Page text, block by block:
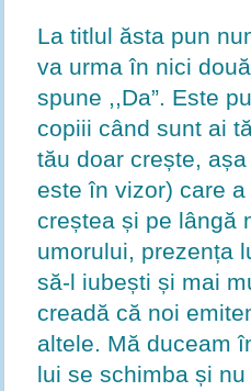
La titlul ăsta pun
va urma în nici
spune ,,Da”. Este
copiii când sunt ai
tău doar crește,
este în vizor) care
creștea și pe lângă
umorului, prezența
să-l iubești și mai
creadă că noi
altele. Mă duceam
lui se schimba și